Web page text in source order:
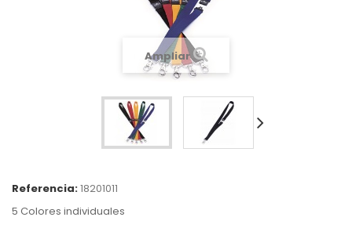
Ampliar
Referencia:18201011
5 Colores individuales